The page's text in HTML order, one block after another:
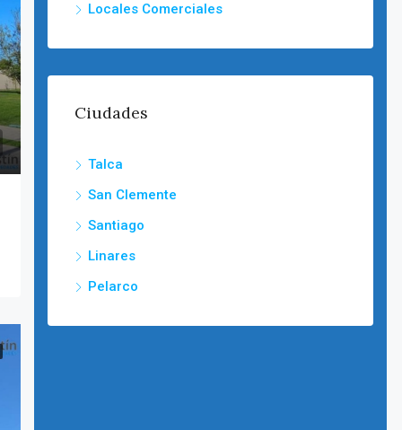
Locales Comerciales
Ciudades
Talca
San Clemente
Santiago
Linares
Pelarco